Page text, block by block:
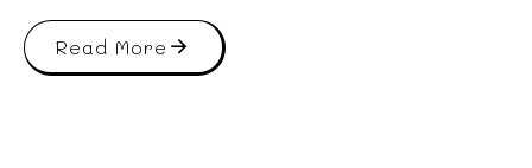
Read More